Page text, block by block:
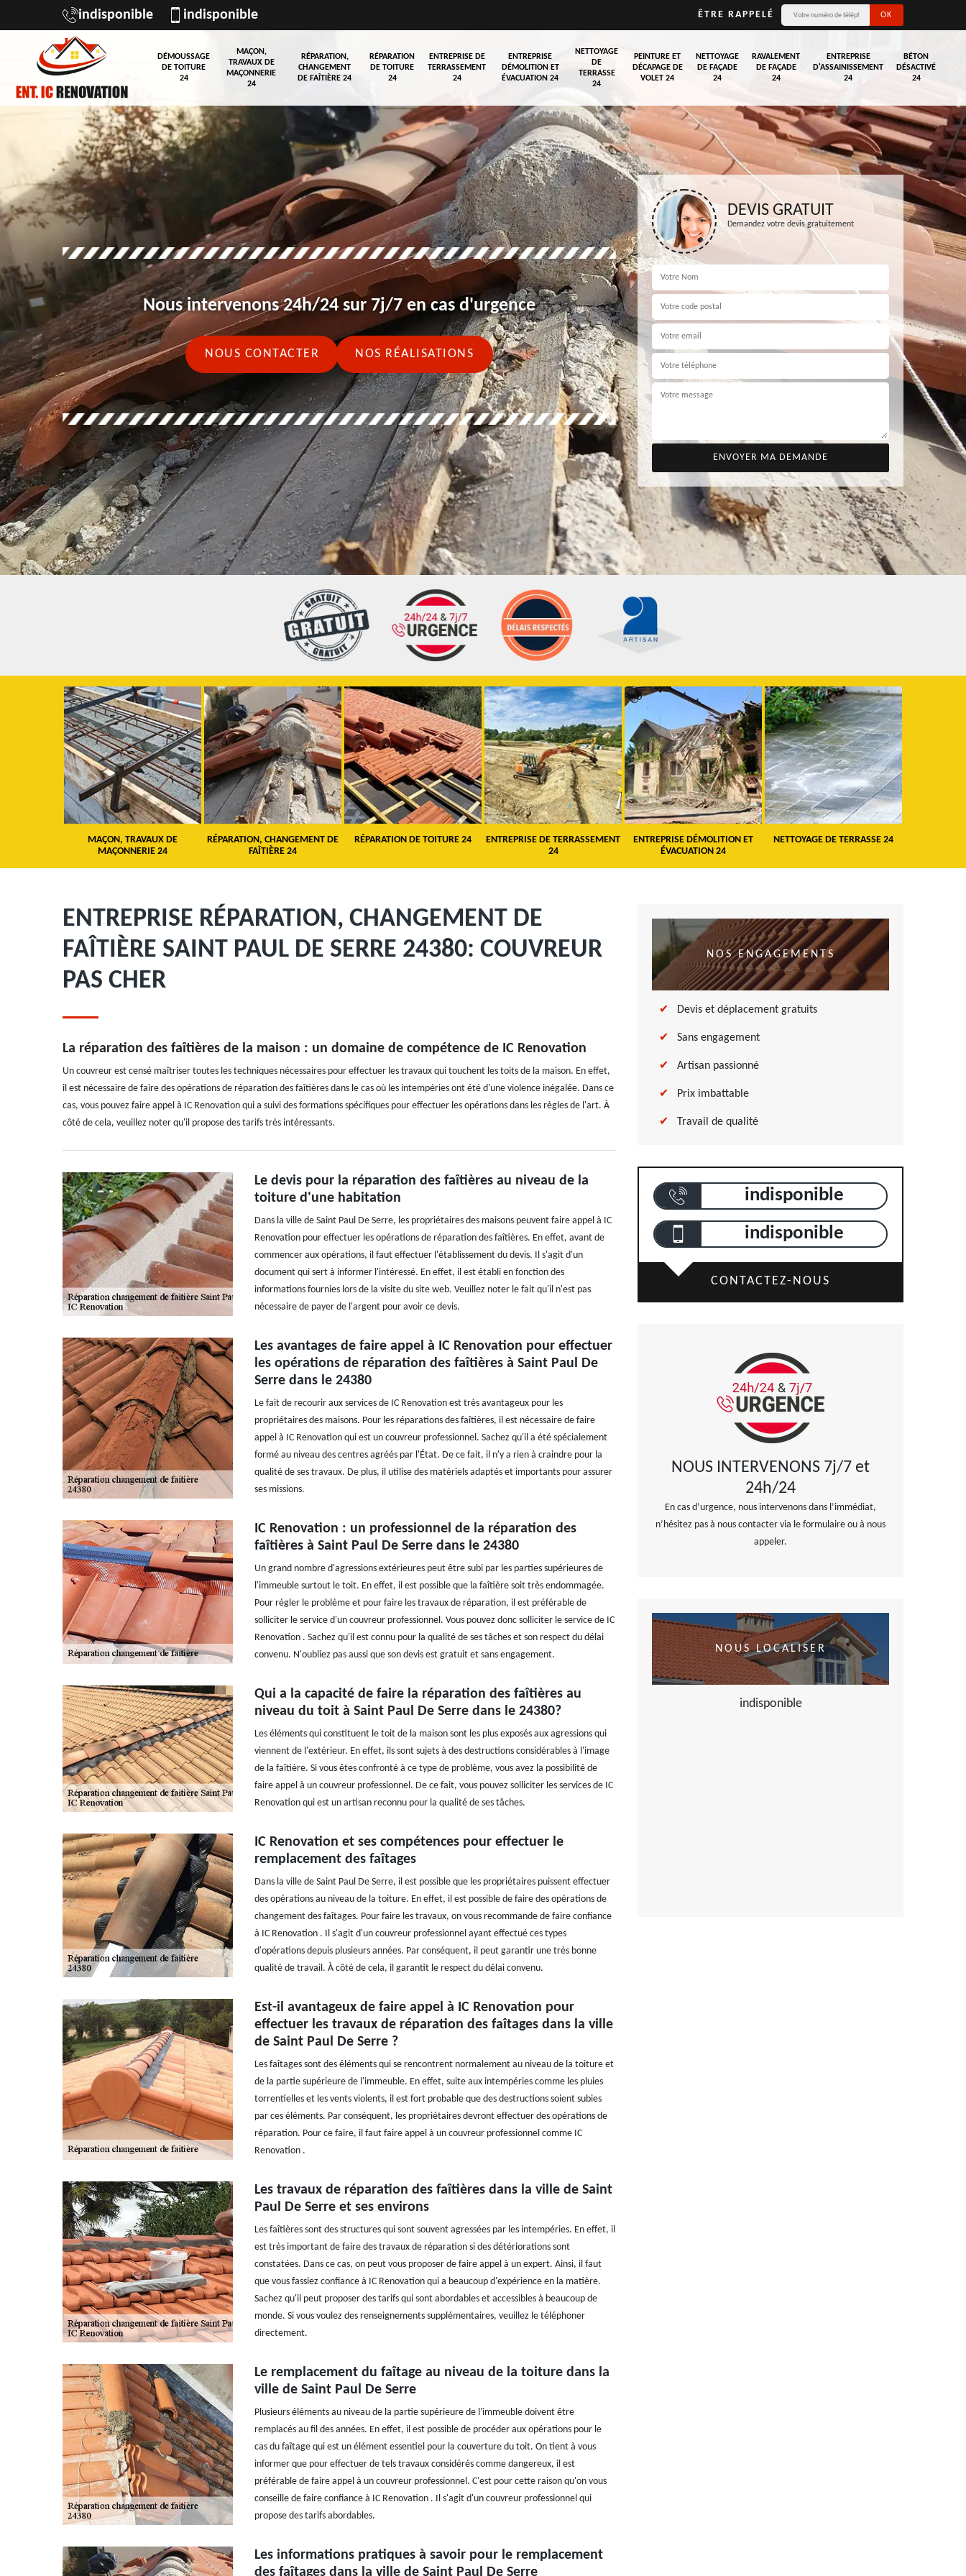
indisponible indisponible ÊTRE RAPPELÉ
DÉMOUSSAGE
DE TOITURE
24
MAÇON,
TRAVAUX DE
MAÇONNERIE
24
RÉPARATION,
CHANGEMENT
DE FAÎTIÈRE 24
RÉPARATION
DE TOITURE
24
ENTREPRISE DE
TERRASSEMENT
24
ENTREPRISE
DÉMOLITION ET
ÉVACUATION 24
NETTOYAGE
DE
TERRASSE
24
PEINTURE ET
DÉCAPAGE DE
VOLET 24
NETTOYAGE
DE FAÇADE
24
RAVALEMENT
DE FAÇADE
24
ENTREPRISE
D'ASSAINISSEMENT
24
BÉTON
DÉSACTIVÉ
24
Nous intervenons 24h/24 sur 7j/7 en cas d'urgence
NOUS CONTACTER NOS RÉALISATIONS
DEVIS GRATUIT
Demandez votre devis gratuitement
MAÇON, TRAVAUX DE
MAÇONNERIE 24
RÉPARATION, CHANGEMENT DE
FAÎTIÈRE 24
RÉPARATION DE TOITURE 24
ENTREPRISE DE TERRASSEMENT
24
ENTREPRISE DÉMOLITION ET
ÉVACUATION 24
NETTOYAGE DE TERRASSE 24
ENTREPRISE RÉPARATION, CHANGEMENT DE
FAÎTIÈRE SAINT PAUL DE SERRE 24380: COUVREUR
PAS CHER
La réparation des faîtières de la maison : un domaine de compétence de IC Renovation
Un couvreur est censé maîtriser toutes les techniques nécessaires pour effectuer les travaux qui touchent les toits de la maison. En effet,
il est nécessaire de faire des opérations de réparation des faîtières dans le cas où les intempéries ont été d'une violence inégalée. Dans ce
cas, vous pouvez faire appel à IC Renovation qui a suivi des formations spécifiques pour effectuer les opérations dans les règles de l'art. À
côté de cela, veuillez noter qu'il propose des tarifs très intéressants.
Le devis pour la réparation des faîtières au niveau de la
toiture d'une habitation
Dans la ville de Saint Paul De Serre, les propriétaires des maisons peuvent faire appel à IC
Renovation pour effectuer les opérations de réparation des faîtières. En effet, avant de
commencer aux opérations, il faut effectuer l'établissement du devis. Il s'agit d'un
document qui sert à informer l'intéressé. En effet, il est établi en fonction des
informations fournies lors de la visite du site web. Veuillez noter le fait qu'il n'est pas
nécessaire de payer de l'argent pour avoir ce devis.
Les avantages de faire appel à IC Renovation pour effectuer
les opérations de réparation des faîtières à Saint Paul De
Serre dans le 24380
Le fait de recourir aux services de IC Renovation est très avantageux pour les
propriétaires des maisons. Pour les réparations des faîtières, il est nécessaire de faire
appel à IC Renovation qui est un couvreur professionnel. Sachez qu'il a été spécialement
formé au niveau des centres agréés par l'État. De ce fait, il n'y a rien à craindre pour la
qualité de ses travaux. De plus, il utilise des matériels adaptés et importants pour assurer
ses missions.
IC Renovation : un professionnel de la réparation des
faîtières à Saint Paul De Serre dans le 24380
Un grand nombre d'agressions extérieures peut être subi par les parties supérieures de
l'immeuble surtout le toit. En effet, il est possible que la faîtière soit très endommagée.
Pour régler le problème et pour faire les travaux de réparation, il est préférable de
solliciter le service d'un couvreur professionnel. Vous pouvez donc solliciter le service de IC
Renovation . Sachez qu'il est connu pour la qualité de ses tâches et son respect du délai
convenu. N'oubliez pas aussi que son devis est gratuit et sans engagement.
Qui a la capacité de faire la réparation des faîtières au
niveau du toit à Saint Paul De Serre dans le 24380?
Les éléments qui constituent le toit de la maison sont les plus exposés aux agressions qui
viennent de l'extérieur. En effet, ils sont sujets à des destructions considérables à l'image
de la faîtière. Si vous êtes confronté à ce type de problème, vous avez la possibilité de
faire appel à un couvreur professionnel. De ce fait, vous pouvez solliciter les services de IC
Renovation qui est un artisan reconnu pour la qualité de ses tâches.
IC Renovation et ses compétences pour effectuer le
remplacement des faîtages
Dans la ville de Saint Paul De Serre, il est possible que les propriétaires puissent effectuer
des opérations au niveau de la toiture. En effet, il est possible de faire des opérations de
changement des faîtages. Pour faire les travaux, on vous recommande de faire confiance
à IC Renovation . Il s'agit d'un couvreur professionnel ayant effectué ces types
d'opérations depuis plusieurs années. Par conséquent, il peut garantir une très bonne
qualité de travail. À côté de cela, il garantit le respect du délai convenu.
Est-il avantageux de faire appel à IC Renovation pour
effectuer les travaux de réparation des faîtages dans la ville
de Saint Paul De Serre ?
Les faîtages sont des éléments qui se rencontrent normalement au niveau de la toiture et
de la partie supérieure de l'immeuble. En effet, suite aux intempéries comme les pluies
torrentielles et les vents violents, il est fort probable que des destructions soient subies
par ces éléments. Par conséquent, les propriétaires devront effectuer des opérations de
réparation. Pour ce faire, il faut faire appel à un couvreur professionnel comme IC
Renovation .
Les travaux de réparation des faîtières dans la ville de Saint
Paul De Serre et ses environs
Les faîtières sont des structures qui sont souvent agressées par les intempéries. En effet, il
est très important de faire des travaux de réparation si des détériorations sont
constatées. Dans ce cas, on peut vous proposer de faire appel à un expert. Ainsi, il faut
que vous fassiez confiance à IC Renovation qui a beaucoup d'expérience en la matière.
Sachez qu'il peut proposer des tarifs qui sont abordables et accessibles à beaucoup de
monde. Si vous voulez des renseignements supplémentaires, veuillez le téléphoner
directement.
Le remplacement du faîtage au niveau de la toiture dans la
ville de Saint Paul De Serre
Plusieurs éléments au niveau de la partie supérieure de l'immeuble doivent être
remplacés au fil des années. En effet, il est possible de procéder aux opérations pour le
cas du faîtage qui est un élément essentiel pour la couverture du toit. On tient à vous
informer que pour effectuer de tels travaux considérés comme dangereux, il est
préférable de faire appel à un couvreur professionnel. C'est pour cette raison qu'on vous
conseille de faire confiance à IC Renovation . Il s'agit d'un couvreur professionnel qui
propose des tarifs abordables.
Les informations pratiques à savoir pour le remplacement
des faîtages dans la ville de Saint Paul De Serre
NOS ENGAGEMENTS
Devis et déplacement gratuits
Sans engagement
Artisan passionné
Prix imbattable
Travail de qualité
indisponible
indisponible
CONTACTEZ-NOUS
NOUS INTERVENONS 7j/7 et
24h/24
En cas d’urgence, nous intervenons dans l’immédiat,
n’hésitez pas à nous contacter via le formulaire ou à nous
appeler.
NOUS LOCALISER
indisponible